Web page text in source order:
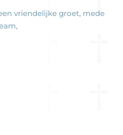
vriendelijke groet, mede